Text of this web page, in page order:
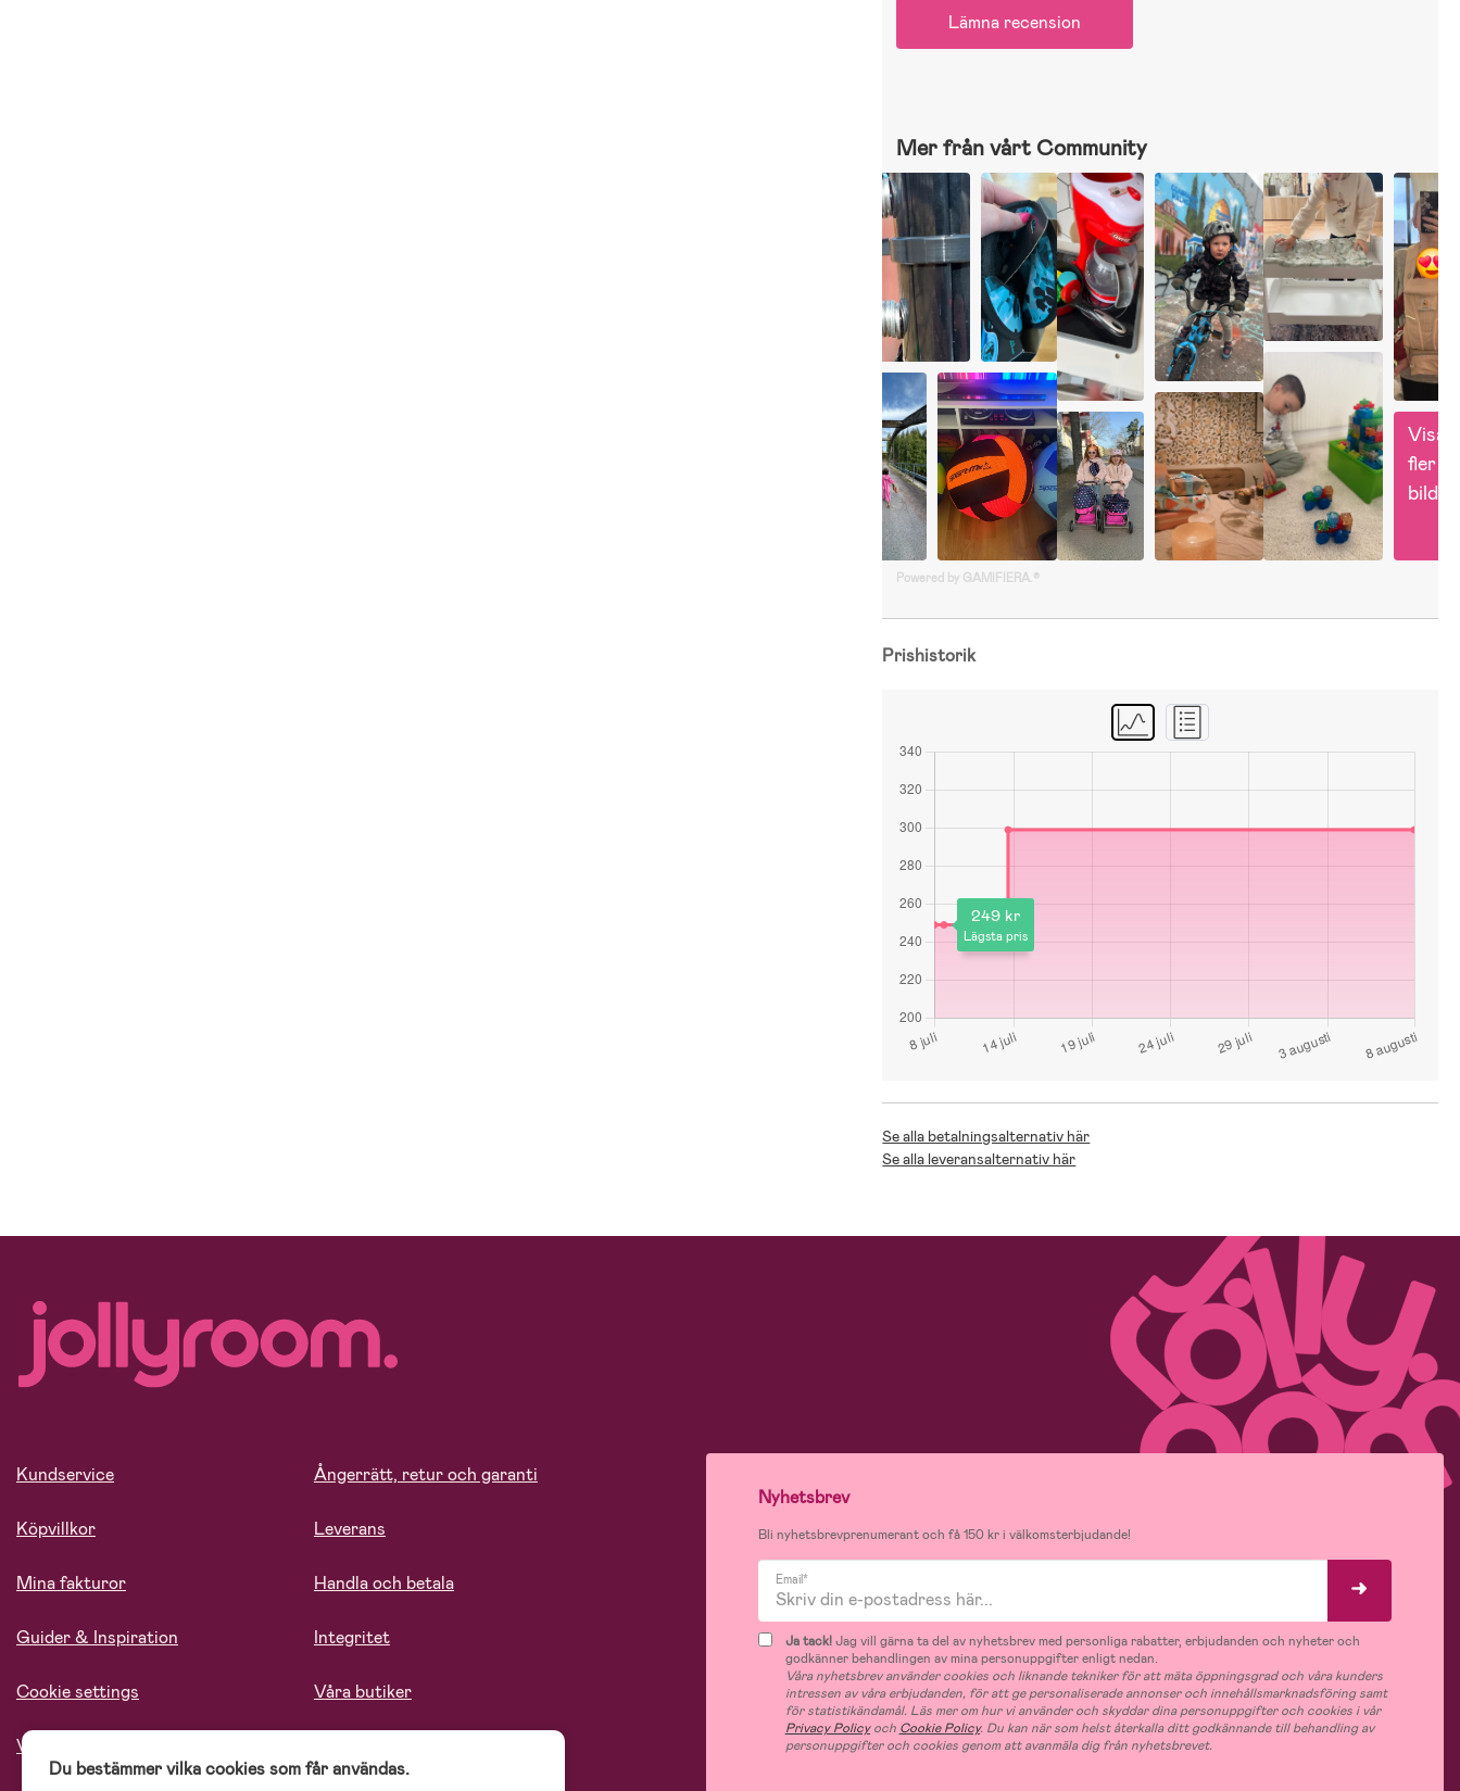
Lämna recension
Mer från vårt Community
Visa
fler
bilder
Powered by GAMIFIERA.®
Prishistorik
249 kr
Lägsta pris
Se alla betalningsalternativ här
Se alla leveransalternativ här
Kundservice
Köpvillkor
Mina fakturor
Guider & Inspiration
Cookie settings
Vårt ansvar
Ångerrätt, retur och garanti
Leverans
Handla och betala
Integritet
Våra butiker
Nyhetsbrev
Bli nyhetsbrevprenumerant och få 150 kr i välkomsterbjudande!
Email*
Ja tack!Jag vill gärna ta del av nyhetsbrev med personliga rabatter, erbjudanden och nyheter och
godkänner behandlingen av mina personuppgifter enligt nedan.
Våra nyhetsbrev använder cookies och liknande tekniker för att mäta öppningsgrad och våra kunders
intressen av våra erbjudanden, för att ge personaliserade annonser och innehållsmarknadsföring samt
för statistikändamål. Läs mer om hur vi använder och skyddar dina personuppgifter och cookies i vår
Privacy Policyoch Cookie Policy. Du kan när som helst återkalla ditt godkännande till behandling av
personuppgifter och cookies genom att avanmäla dig från nyhetsbrevet.
Du bestämmer vilka cookies som får användas.